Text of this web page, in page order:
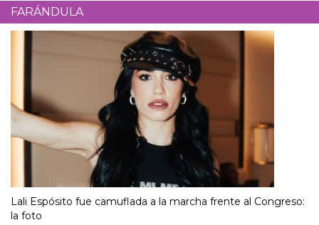
FARÁNDULA
Lali Espósito fue camuflada a la marcha frente al Congreso:
la foto